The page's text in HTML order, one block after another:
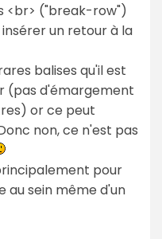
<br> ("break-row")
un retour à la
balises qu'il est
(pas d'émargement
or ce peut
non, ce n'est pas
pour
au sein même d'un